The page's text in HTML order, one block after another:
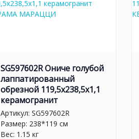
SG597602R Ониче голубой
лаппатированный
обрезной 119,5x238,5x1,1
керамогранит
Артикул: SG597602R
Размер: 238*119 см
Вес: 1.15 кг